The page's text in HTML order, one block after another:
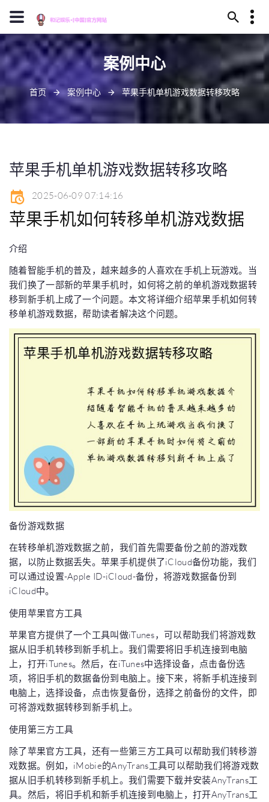
13659630023
安庆市卫煮丛林324号
J909@baidu.ag
案例中心
首页 案例中心 苹果手机单机游戏数据转移攻略
苹果手机单机游戏数据转移攻略
2025-06-09 07:14:16
苹果手机如何转移单机游戏数据
介绍
随着智能手机的普及，越来越多的人喜欢在手机上玩游戏。当
我们换了一部新的苹果手机时，如何将之前的单机游戏数据转
移到新手机上成了一个问题。本文将详细介绍苹果手机如何转
移单机游戏数据，帮助读者解决这个问题。
备份游戏数据
在转移单机游戏数据之前，我们首先需要备份之前的游戏数
据，以防止数据丢失。苹果手机提供了iCloud备份功能，我们
可以通过设置-Apple ID-iCloud-备份，将游戏数据备份到
iCloud中。
使用苹果官方工具
苹果官方提供了一个工具叫做iTunes，可以帮助我们将游戏数
据从旧手机转移到新手机上。我们需要将旧手机连接到电脑
上，打开iTunes。然后，在iTunes中选择设备，点击备份选
项，将旧手机的数据备份到电脑上。接下来，将新手机连接到
电脑上，选择设备，点击恢复备份，选择之前备份的文件，即
可将游戏数据转移到新手机上。
使用第三方工具
除了苹果官方工具，还有一些第三方工具可以帮助我们转移游
戏数据。例如，iMobie的AnyTrans工具可以帮助我们将游戏数
据从旧手机转移到新手机上。我们需要下载并安装AnyTrans工
具。然后，将旧手机和新手机连接到电脑上，打开AnyTrans工